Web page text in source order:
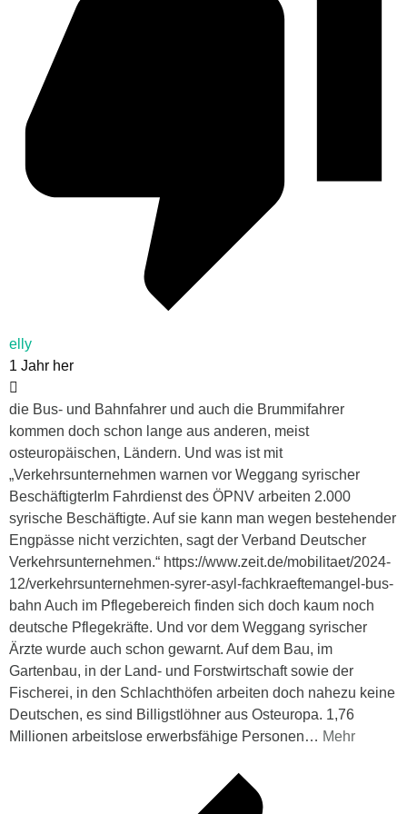
elly
1 Jahr her
die Bus- und Bahnfahrer und auch die Brummifahrer
kommen doch schon lange aus anderen, meist
osteuropäischen, Ländern. Und was ist mit
„Verkehrsunternehmen warnen vor Weggang syrischer
BeschäftigterIm Fahrdienst des ÖPNV arbeiten 2.000
syrische Beschäftigte. Auf sie kann man wegen bestehender
Engpässe nicht verzichten, sagt der Verband Deutscher
Verkehrsunternehmen.“ https://www.zeit.de/mobilitaet/2024-
12/verkehrsunternehmen-syrer-asyl-fachkraeftemangel-bus-
bahn Auch im Pflegebereich finden sich doch kaum noch
deutsche Pflegekräfte. Und vor dem Weggang syrischer
Ärzte wurde auch schon gewarnt. Auf dem Bau, im
Gartenbau, in der Land- und Forstwirtschaft sowie der
Fischerei, in den Schlachthöfen arbeiten doch nahezu keine
Deutschen, es sind Billigstlöhner aus Osteuropa. 1,76
Millionen arbeitslose erwerbsfähige Personen… Mehr